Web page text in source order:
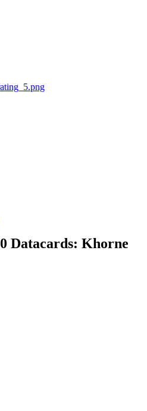
Datacards: Khorne